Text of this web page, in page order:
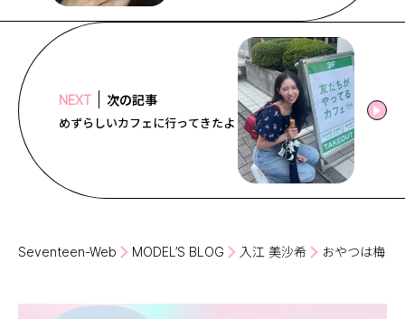
NEXT 次の記事
めずらしいカフェに行ってきたよ
Seventeen-Web MODEL’S BLOG 入江 美沙希 おやつは梅